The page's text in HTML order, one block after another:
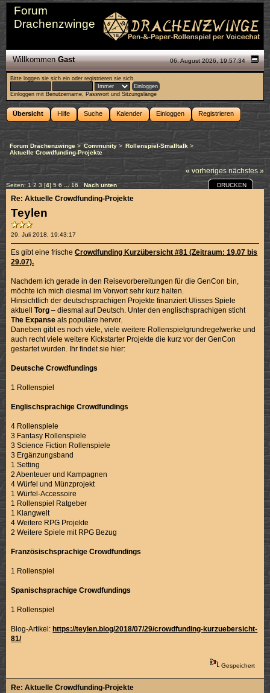
Forum
Drachenzwinge
06. August 2026, 19:57:34
WillkommenGast
Bitte loggen sie sich ein oderregistrieren sie sich.
Einloggen mit Benutzername, Passwort und Sitzungslänge
Übersicht Hilfe Suche Kalender Einloggen Registrieren
Forum Drachenzwinge > Community> Rollenspiel-Smalltalk >
Aktuelle Crowdfunding-Projekte
« vorheriges nächstes »
Seiten: 1 2 3 [4] 5 6 ... 16 Nach unten DRUCKEN
Teylen
29. Juli 2018, 19:43:17
Re: Aktuelle Crowdfunding-Projekte
Es gibt eine frischeCrowdfunding Kurzübersicht #81 (Zeitraum: 19.07 bis
29.07).
Nachdem ich gerade in den Reisevorbereitungen für die GenCon bin,
möchte ich mich diesmal im Vorwort sehr kurz halten.
Hinsichtlich der deutschsprachigen Projekte finanziert Ulisses Spiele
aktuellTorg– diesmal auf Deutsch. Unter den englischsprachigen sticht
The Expanse als populäre hervor.
Daneben gibt es noch viele, viele weitere Rollenspielgrundregelwerke und
auch recht viele weitere Kickstarter Projekte die kurz vor der GenCon
gestartet wurden. Ihr findet sie hier:
Deutsche Crowdfundings
1 Rollenspiel
Englischsprachige Crowdfundings
4 Rollenspiele
3 Fantasy Rollenspiele
3 Science Fiction Rollenspiele
3 Ergänzungsband
1 Setting
2 Abenteuer und Kampagnen
4 Würfel und Münzprojekt
1 Würfel-Accessoire
1 Rollenspiel Ratgeber
1 Klangwelt
4 Weitere RPG Projekte
2 Weitere Spiele mit RPG Bezug
Französischsprachige Crowdfundings
1 Rollenspiel
Spanischsprachige Crowdfundings
1 Rollenspiel
Blog-Artikel:https://teylen.blog/2018/07/29/crowdfunding-kurzuebersicht-
81/
Gespeichert
Re: Aktuelle Crowdfunding-Projekte